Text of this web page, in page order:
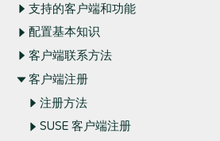
支持的客户端和功能
配置基本知识
客户端联系方法
客户端注册
注册方法
SUSE 客户端注册